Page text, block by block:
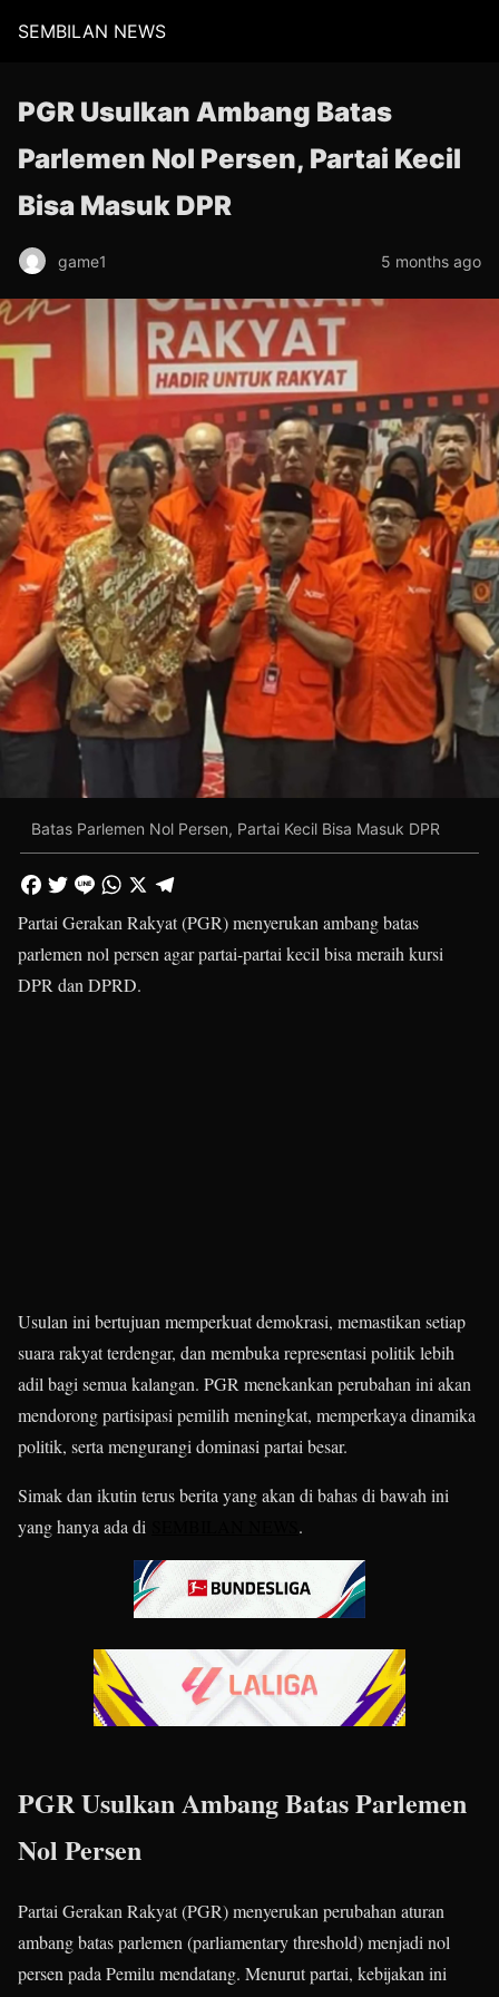
SEMBILAN NEWS
PGR Usulkan Ambang Batas
Parlemen Nol Persen, Partai Kecil
Bisa Masuk DPR
game1 5 months ago
Batas Parlemen Nol Persen, Partai Kecil Bisa Masuk DPR
Partai Gerakan Rakyat (PGR) menyerukan ambang batas
parlemen nol persen agar partai-partai kecil bisa meraih kursi
DPR dan DPRD.
Usulan ini bertujuan memperkuat demokrasi, memastikan setiap
suara rakyat terdengar, dan membuka representasi politik lebih
adil bagi semua kalangan. PGR menekankan perubahan ini akan
mendorong partisipasi pemilih meningkat, memperkaya dinamika
politik, serta mengurangi dominasi partai besar.
Simak dan ikutin terus berita yang akan di bahas di bawah ini
yang hanya ada di
.
PGR Usulkan Ambang Batas Parlemen
Nol Persen
Partai Gerakan Rakyat (PGR) menyerukan perubahan aturan
ambang batas parlemen (parliamentary threshold) menjadi nol
persen pada Pemilu mendatang. Menurut partai, kebijakan ini